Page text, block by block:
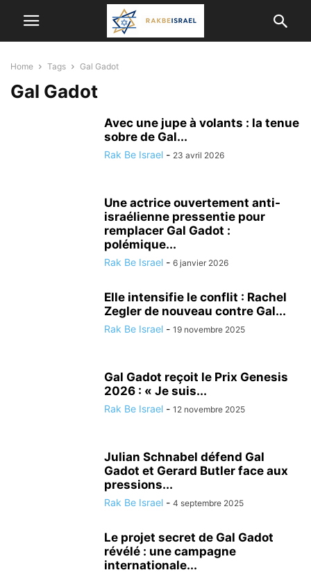
Home Tags Gal Gadot
Gal Gadot
Avec une jupe à volants : la tenue
sobre de Gal...
Rak Be Israel - 23 avril 2026
Une actrice ouvertement anti-
israélienne pressentie pour
remplacer Gal Gadot :
polémique...
Rak Be Israel - 6 janvier 2026
Elle intensifie le conflit : Rachel
Zegler de nouveau contre Gal...
Rak Be Israel - 19 novembre 2025
Gal Gadot reçoit le Prix Genesis
2026 : « Je suis...
Rak Be Israel - 12 novembre 2025
Julian Schnabel défend Gal
Gadot et Gerard Butler face aux
pressions...
Rak Be Israel - 4 septembre 2025
Le projet secret de Gal Gadot
révélé : une campagne
internationale...